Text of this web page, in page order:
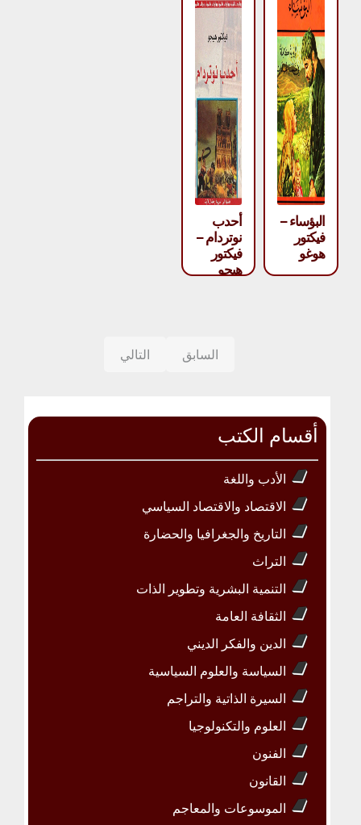
البؤساء –
فيكتور
هوغو
أحدب
نوتردام –
فيكتور
هيجو
السابق التالي
أقسام الكتب
الأدب واللغة
الاقتصاد والاقتصاد السياسي
التاريخ والجغرافيا والحضارة
التراث
التنمية البشرية وتطوير الذات
الثقافة العامة
الدين والفكر الديني
السياسة والعلوم السياسية
السيرة الذاتية والتراجم
العلوم والتكنولوجيا
الفنون
القانون
الموسوعات والمعاجم